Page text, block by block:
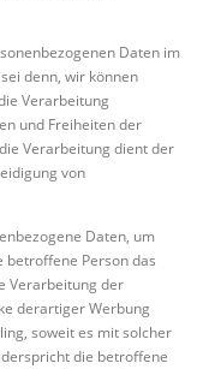
Daten im
denn, wir können
Verarbeitung
und Freiheiten der
Verarbeitung dient der
von
Daten, um
betroffene Person das
Verarbeitung der
derartiger Werbung
soweit es mit solcher
die betroffene